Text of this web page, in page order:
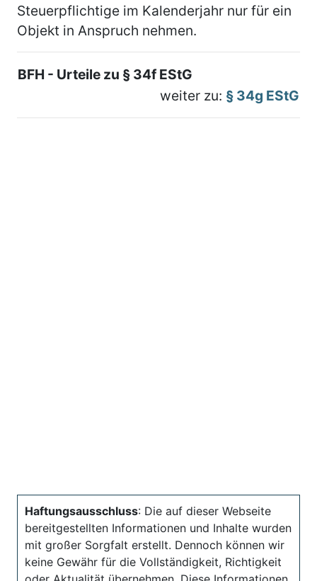
Steuerpflichtige im Kalenderjahr nur für ein
Objekt in Anspruch nehmen.
BFH - Urteile zu § 34f EStG
weiter zu: § 34g EStG
Haftungsausschluss: Die auf dieser Webseite
bereitgestellten Informationen und Inhalte wurden
mit großer Sorgfalt erstellt. Dennoch können wir
keine Gewähr für die Vollständigkeit, Richtigkeit